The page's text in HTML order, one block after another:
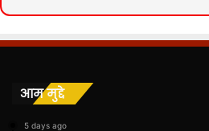
आम मुद्दे
5 days ago